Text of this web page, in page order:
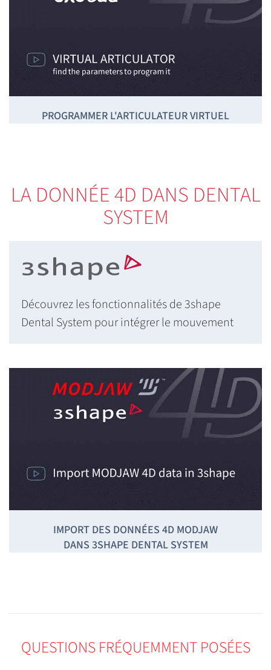
PROGRAMMER L'ARTICULATEUR VIRTUEL
LA DONNÉE 4D DANS DENTAL
SYSTEM
Découvrez les fonctionnalités de 3shape
Dental System pour intégrer le mouvement
IMPORT DES DONNÉES 4D MODJAW
DANS 3SHAPE DENTAL SYSTEM
QUESTIONS FRÉQUEMMENT POSÉES